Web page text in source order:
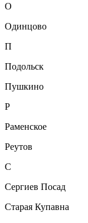
О
Одинцово
П
Подольск
Пушкино
Р
Раменское
Реутов
С
Сергиев Посад
Старая Купавна